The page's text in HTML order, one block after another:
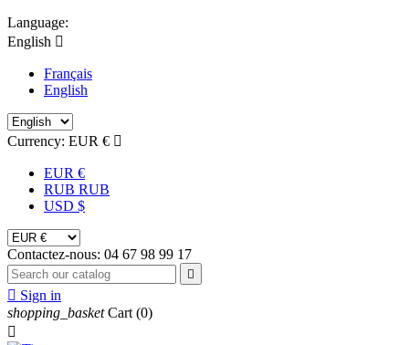
Language:
English 
Français
English
Currency: EUR € 
EUR €
RUB RUB
USD $
Contactez-nous: 04 67 98 99 17

 Sign in
shopping_basket Cart (0)
